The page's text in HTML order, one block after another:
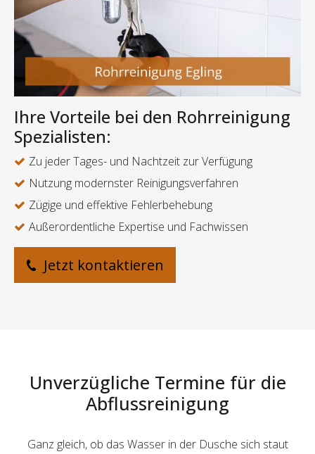
Ihre Vorteile bei den Rohrreinigung
Spezialisten:
Zu jeder Tages- und Nachtzeit zur Verfügung
Nutzung modernster Reinigungsverfahren
Zügige und effektive Fehlerbehebung
Außerordentliche Expertise und Fachwissen
Jetzt kontaktieren
Unverzügliche Termine für die
Abflussreinigung
Ganz gleich, ob das Wasser in der Dusche sich staut